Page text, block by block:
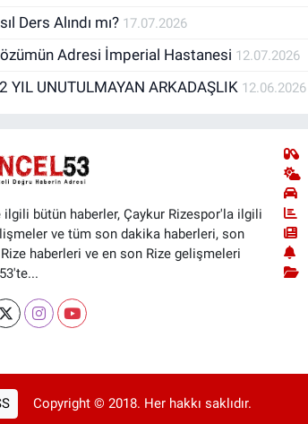
Ders Alındı mı? 17.07.2026
Adresi İmperial Hastanesi 12.07.2026
YIL UNUTULMAYAN ARKADAŞLIK 12.06.2026
ilgili bütün haberler, Çaykur Rizespor'la ilgili
ve tüm son dakika haberleri, son
haberleri ve en son Rize gelişmeleri
Copyright © 2018. Her hakkı saklıdır.